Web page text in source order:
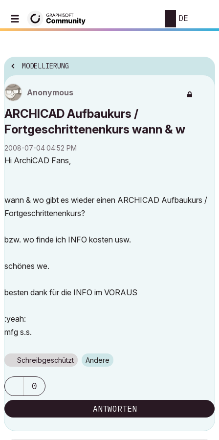
DE
MODELLIERUNG
Anonymous
ARCHICAD Aufbaukurs /
Fortgeschrittenenkurs wann & w
‎2008-07-0404:52 PM
Hi ArchiCAD Fans,
wann & wo gibt es wieder einen ARCHICAD Aufbaukurs /
Fortgeschrittenenkurs?
bzw. wo finde ich INFO kosten usw.
schönes we.
besten dank für die INFO im VORAUS
:yeah:
mfg s.s.
Schreibgeschützt Andere
0
ANTWORTEN